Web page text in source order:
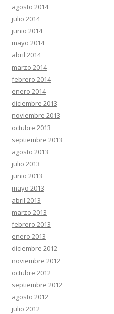
agosto 2014
julio 2014
junio 2014
mayo 2014
abril 2014
marzo 2014
febrero 2014
enero 2014
diciembre 2013
noviembre 2013
octubre 2013
septiembre 2013
agosto 2013
julio 2013
junio 2013
mayo 2013
abril 2013
marzo 2013
febrero 2013
enero 2013
diciembre 2012
noviembre 2012
octubre 2012
septiembre 2012
agosto 2012
julio 2012